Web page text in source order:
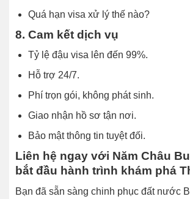
Quá hạn visa xử lý thế nào?
8. Cam kết dịch vụ
Tỷ lệ đậu visa lên đến 99%.
Hỗ trợ 24/7.
Phí trọn gói, không phát sinh.
Giao nhận hồ sơ tận nơi.
Bảo mật thông tin tuyệt đối.
Liên hệ ngay với Năm Châu
bắt đầu hành trình khám phá
Bạn đã sẵn sàng chinh phục đất nước